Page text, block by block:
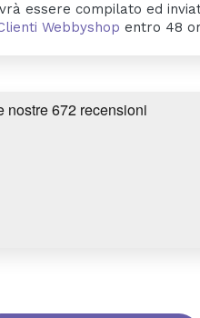
essere compilato ed
Webbyshop entro 48